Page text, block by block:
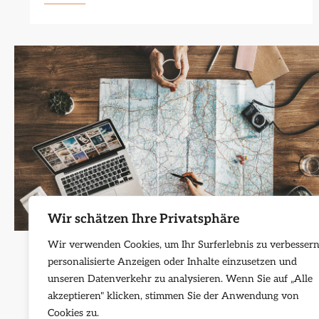
Wir schätzen Ihre Privatsphäre
Wir verwenden Cookies, um Ihr Surferlebnis zu
personalisierte Anzeigen oder Inhalte einzusetzen und
unseren Datenverkehr zu analysieren. Wenn Sie auf „Alle
akzeptieren" klicken, stimmen Sie der Anwendung von
Cookies zu.
reise-hacks Reisetipps
Tipps und Ratschläge für die Reise
Ionut 16/10/2023
Ab in der Riese. Die Vorfreude ist groß und die
Erwartungen noch größer. Damit in dern Reise alles
glatt läuft,…